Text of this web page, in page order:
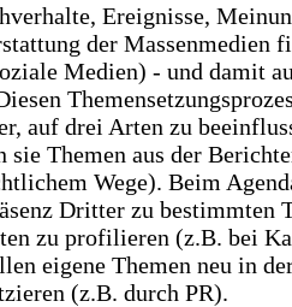
Ereignisse,
der Massenmedien
Medien) - und damit
auf drei Arten zu
sie Themen aus der
Wege). Beim
Dritter zu bestimmten
zu profilieren (z.B. bei
eigene Themen neu in
(z.B. durch PR).